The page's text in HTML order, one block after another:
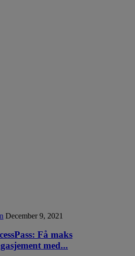
December 9, 2021
Få maks
med...